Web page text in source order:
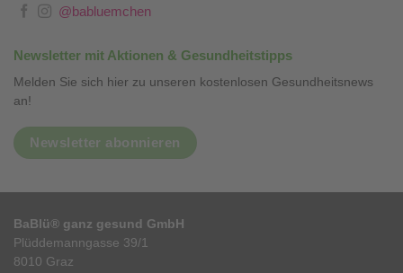
@babluemchen
Newsletter mit Aktionen & Gesundheitstipps
Melden Sie sich hier zu unseren kostenlosen Gesundheitsnews
an!
Newsletter abonnieren
BaBlü® ganz gesund GmbH
Plüddemanngasse 39/1
8010 Graz